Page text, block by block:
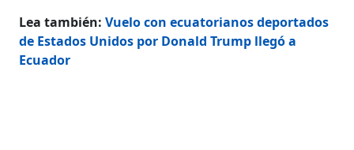
Lea también:Vuelo con ecuatorianos deportados
de Estados Unidos por Donald Trump llegó a
Ecuador